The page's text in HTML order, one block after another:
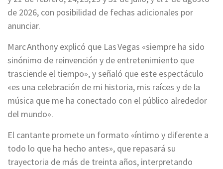
de 2026, con posibilidad de fechas adicionales por
anunciar.
Marc Anthony explicó que Las Vegas «siempre ha sido
sinónimo de reinvención y de entretenimiento que
trasciende el tiempo», y señaló que este espectáculo
«es una celebración de mi historia, mis raíces y de la
música que me ha conectado con el público alrededor
del mundo».
El cantante promete un formato «íntimo y diferente a
todo lo que ha hecho antes», que repasará su
trayectoria de más de treinta años, interpretando